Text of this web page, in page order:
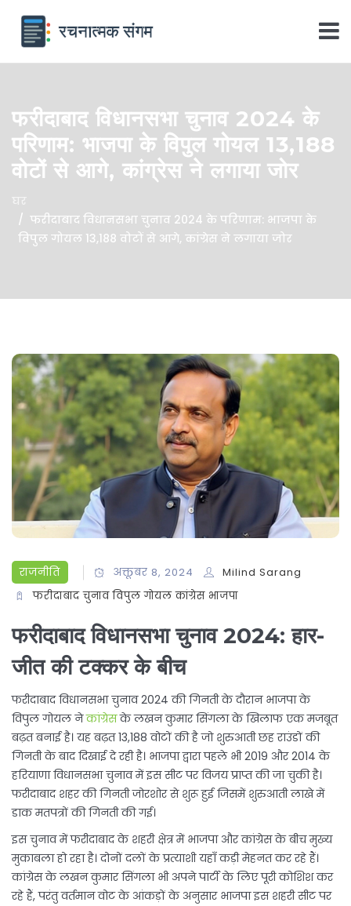
फरीदाबाद विधानसभा चुनाव 2024 के
परिणाम: भाजपा के विपुल गोयल 13,188
वोटों से आगे, कांग्रेस ने लगाया जोर
घर
फरीदाबाद विधानसभा चुनाव 2024 के परिणाम: भाजपा के
विपुल गोयल 13,188 वोटों से आगे, कांग्रेस ने लगाया जोर
राजनीति अक्तूबर 8, 2024
Milind Sarang
फरीदाबाद चुनाव विपुल गोयल कांग्रेस भाजपा
फरीदाबाद विधानसभा चुनाव 2024: हार-
जीत की टक्कर के बीच
फरीदाबाद विधानसभा चुनाव 2024 की गिनती के दौरान भाजपा के
विपुल गोयल नेकांग्रेसके लखन कुमार सिंगला के खिलाफ एक मजबूत
बढ़त बनाई है। यह बढ़त 13,188 वोटों की है जो शुरुआती छह राउंडों की
गिनती के बाद दिखाई दे रही है। भाजपा द्वारा पहले भी 2019 और 2014 के
हरियाणा विधानसभा चुनाव में इस सीट पर विजय प्राप्त की जा चुकी है।
फरीदाबाद शहर की गिनती जोरशोर से शुरू हुई जिसमें शुरुआती लाखे में
डाक मतपत्रों की गिनती की गई।
इस चुनाव में फरीदाबाद के शहरी क्षेत्र में भाजपा और कांग्रेस के बीच मुख्य
मुकाबला हो रहा है। दोनों दलों के प्रत्याशी यहाँ कड़ी मेहनत कर रहे हैं।
कांग्रेस के लखन कुमार सिंगला भी अपने पार्टी के लिए पूरी कोशिश कर
रहे हैं, परंतु वर्तमान वोट के आंकड़ों के अनुसार भाजपा इस शहरी सीट पर